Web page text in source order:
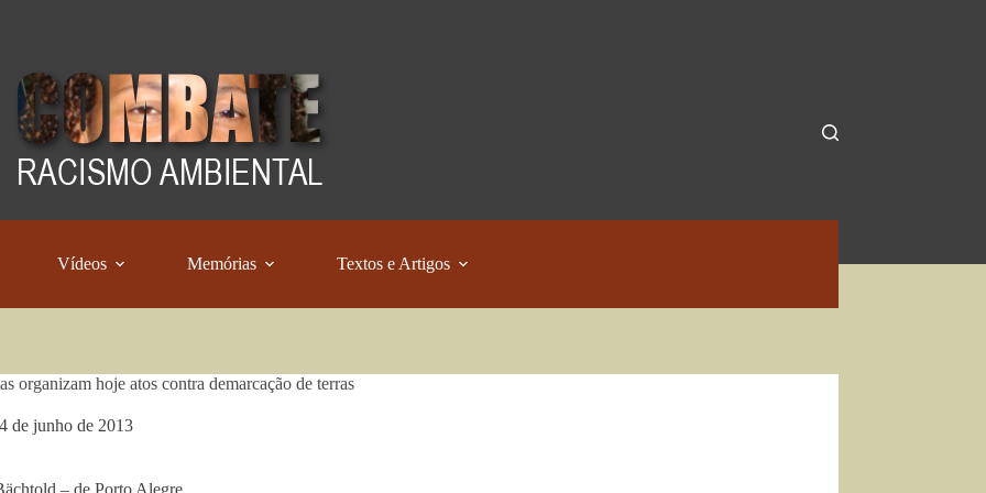
Vídeos Memórias Textos e Artigos
organizam hoje atos contra demarcação de terras
de junho de 2013
– de Porto Alegre